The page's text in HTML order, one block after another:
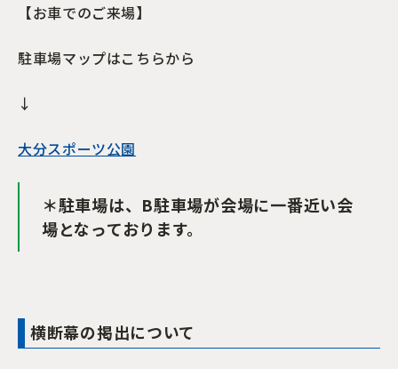
【お車でのご来場】
駐車場マップはこちらから
↓
大分スポーツ公園
＊駐車場は、B駐車場が会場に一番近い会
場となっております。
横断幕の掲出について